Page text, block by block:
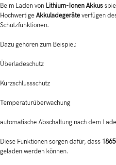
Beim Laden von Lithium-Ionen Akkus
HochwertigeAkkuladegeräteverfügen
Schutzfunktionen.
Dazu gehören zum Beispiel:
Überladeschutz
Kurzschlussschutz
Temperaturüberwachung
automatische Abschaltung nach dem
Diese Funktionen sorgen dafür, dass
geladen werden können.